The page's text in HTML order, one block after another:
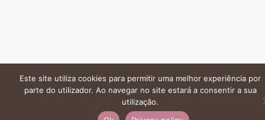
Este site utiliza cookies para permitir uma melhor experiência por
parte do utilizador. Ao navegar no site estará a consentir a sua
utilização.